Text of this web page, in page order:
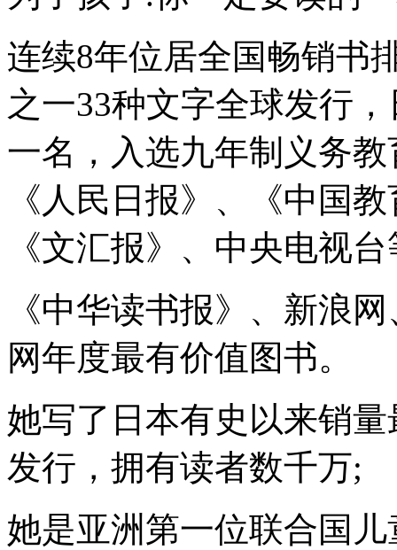
连续8年位居全国畅销书
之一33种文字全球发行
一名，入选九年制义务
《人民日报》、《中国
《文汇报》、中央电视
《中华读书报》、新浪
网年度最有价值图书。
她写了日本有史以来销
发行，拥有读者数千万;
她是亚洲第一位联合国